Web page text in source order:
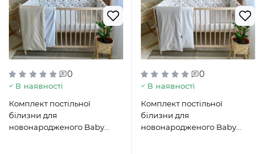
0
В наявності
Комплект постільної
білизни для
новонародженого Baby
0
В наявності
Комплект постільної
білизни для
новонародженого Baby